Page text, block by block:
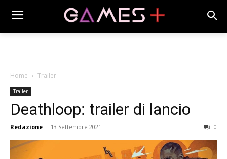
Home Trailer
Trailer
Deathloop: trailer di lancio
Redazione - 13 Settembre 2021 0